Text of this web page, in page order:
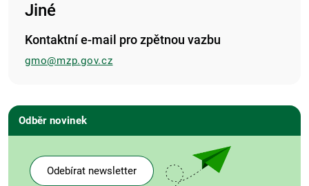
Jiné
Kontaktní e-mail pro zpětnou vazbu
gmo@mzp.gov.cz
Odběr novinek
Odebírat newsletter